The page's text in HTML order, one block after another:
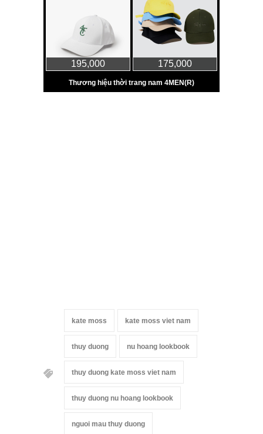
kate moss kate moss viet nam
thuy duong nu hoang lookbook
thuy duong kate moss viet nam
thuy duong nu hoang lookbook
nguoi mau thuy duong